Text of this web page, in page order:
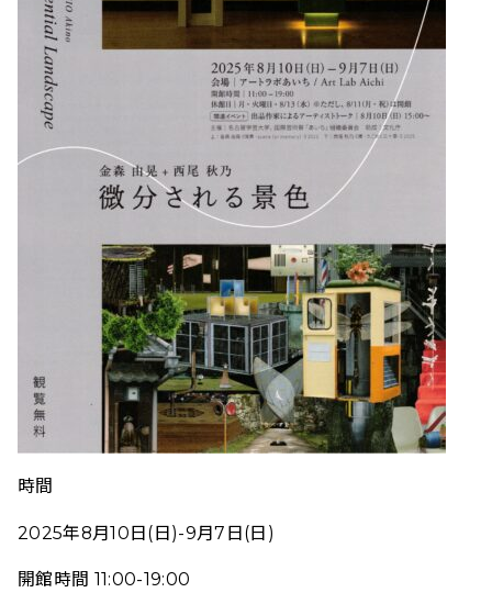
時間
2025年8月10日(日)-9月7日(日)
開館時間 11:00-19:00